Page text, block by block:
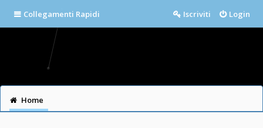
Collegamenti Rapidi Login
Iscriviti
Home